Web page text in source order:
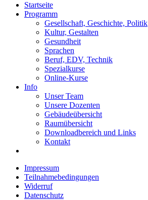
Startseite
Programm
Gesellschaft, Geschichte, Politik
Kultur, Gestalten
Gesundheit
Sprachen
Beruf, EDV, Technik
Spezialkurse
Online-Kurse
Info
Unser Team
Unsere Dozenten
Gebäudeübersicht
Raumübersicht
Downloadbereich und Links
Kontakt
Impressum
Teilnahmebedingungen
Widerruf
Datenschutz